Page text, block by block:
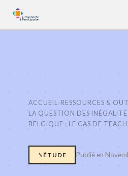
ACCUEIL› RESSOURCES &
LA QUESTION DES
BELGIQUE : LE CAS DE
ÉTUDE Publié en